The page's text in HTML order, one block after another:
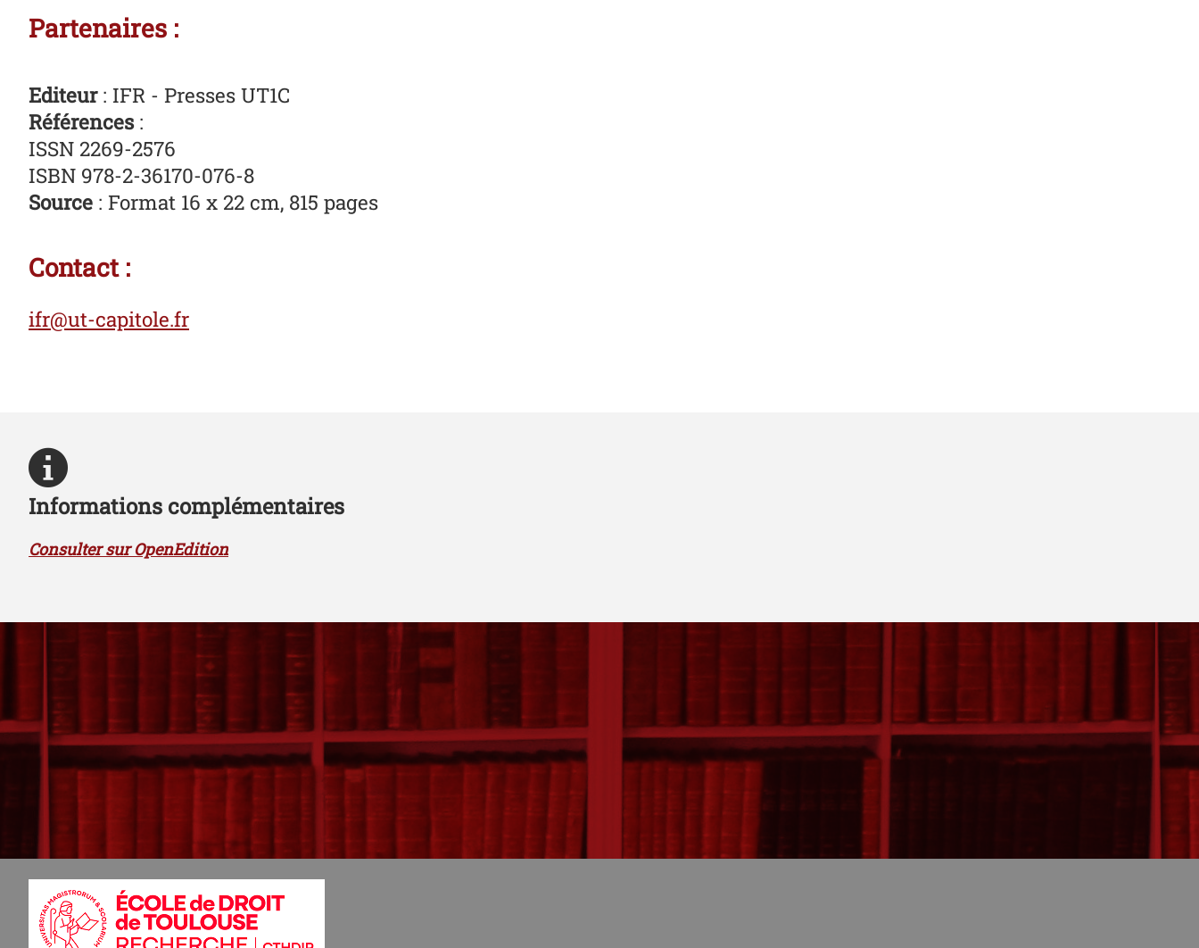
Partenaires :
Editeur: IFR - Presses UT1C
Références:
ISSN 2269-2576
ISBN 978-2-36170-076-8
Source : Format 16 x 22 cm, 815 pages
Contact :
ifr@ut-capitole.fr
Informations complémentaires
Consulter sur OpenEdition